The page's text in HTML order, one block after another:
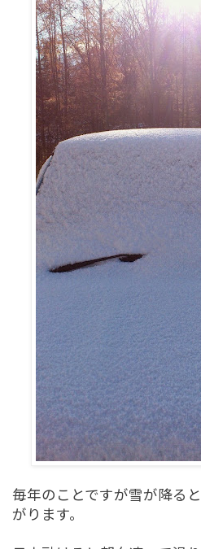
毎年のことですが雪が降る
がります。